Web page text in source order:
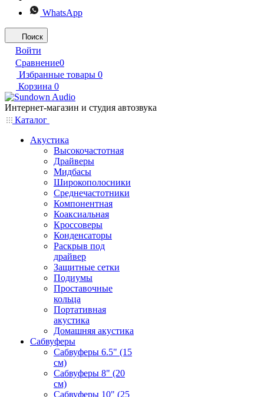
WhatsApp
Поиск
Войти
Сравнение0
Избранные товары 0
Корзина 0
Интернет-магазин и студия автозвука
Каталог
Акустика
Высокочастотная
Драйверы
Мидбасы
Широкополосники
Среднечастотники
Компонентная
Коаксиальная
Кроссоверы
Конденсаторы
Раскрыв под
драйвер
Защитные сетки
Подиумы
Проставочные
кольца
Портативная
акустика
Домашняя акустика
Сабвуферы
Сабвуферы 6.5" (15
см)
Сабвуферы 8" (20
см)
Сабвуферы 10" (25